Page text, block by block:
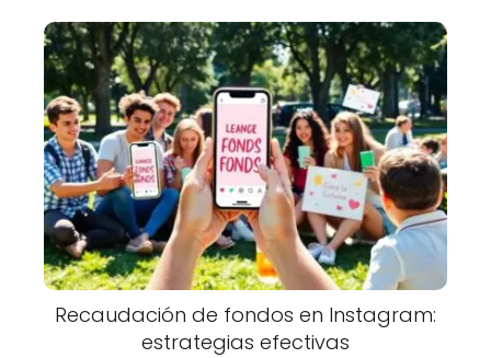
Recaudación de fondos en Instagram:
estrategias efectivas